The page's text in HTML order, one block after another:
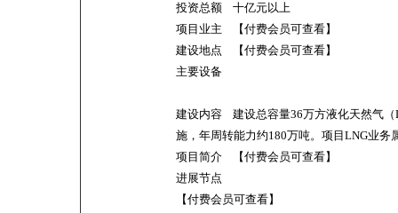
投资总额 十亿元以上
项目业主 【付费会员可查看】
建设地点 【付费会员可查看】
主要设备
建设内容 建设总容量36万方液化天然气
施，年周转能力约180万吨。项目LNG业务
项目简介 【付费会员可查看】
进展节点
【付费会员可查看】